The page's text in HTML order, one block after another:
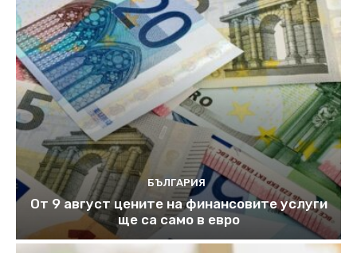
БЪЛГАРИЯ
От 9 август цените на финансовите услуги
ще са само в евро